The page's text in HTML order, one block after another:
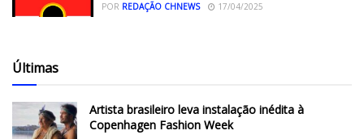
POR REDAÇÃO CHNEWS 17/04/2025
Últimas
Artista brasileiro leva instalação inédita à
Copenhagen Fashion Week